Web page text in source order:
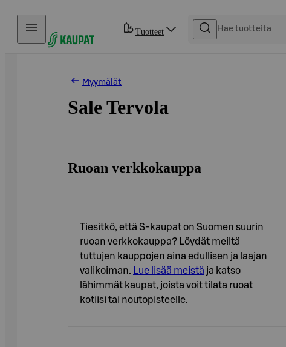
Hyppää sisältöön
Tuotteet
Myymälät
Sale Tervola
Ruoan verkkokauppa
Tiesitkö, että S-kaupat on Suomen suurin
ruoan verkkokauppa? Löydät meiltä
tuttujen kauppojen aina edullisen ja laajan
valikoiman. Lue lisää meistä ja katso
lähimmät kaupat, joista voit tilata ruoat
kotiisi tai noutopisteelle.